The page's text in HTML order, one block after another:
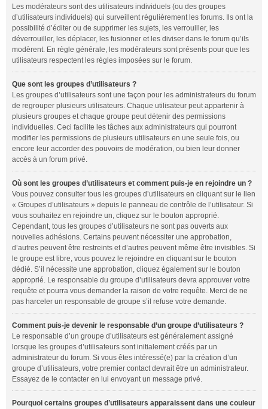
Les modérateurs sont des utilisateurs individuels (ou des groupes
d’utilisateurs individuels) qui surveillent régulièrement les forums. Ils ont la
possibilité d’éditer ou de supprimer les sujets, les verrouiller, les
déverrouiller, les déplacer, les fusionner et les diviser dans le forum qu’ils
modèrent. En règle générale, les modérateurs sont présents pour que les
utilisateurs respectent les règles imposées sur le forum.
Que sont les groupes d’utilisateurs ?
Les groupes d’utilisateurs sont une façon pour les administrateurs du forum
de regrouper plusieurs utilisateurs. Chaque utilisateur peut appartenir à
plusieurs groupes et chaque groupe peut détenir des permissions
individuelles. Ceci facilite les tâches aux administrateurs qui pourront
modifier les permissions de plusieurs utilisateurs en une seule fois, ou
encore leur accorder des pouvoirs de modération, ou bien leur donner
accès à un forum privé.
Où sont les groupes d’utilisateurs et comment puis-je en rejoindre un ?
Vous pouvez consulter tous les groupes d’utilisateurs en cliquant sur le lien
« Groupes d’utilisateurs » depuis le panneau de contrôle de l’utilisateur. Si
vous souhaitez en rejoindre un, cliquez sur le bouton approprié.
Cependant, tous les groupes d’utilisateurs ne sont pas ouverts aux
nouvelles adhésions. Certains peuvent nécessiter une approbation,
d’autres peuvent être restreints et d’autres peuvent même être invisibles. Si
le groupe est libre, vous pouvez le rejoindre en cliquant sur le bouton
dédié. S’il nécessite une approbation, cliquez également sur le bouton
approprié. Le responsable du groupe d’utilisateurs devra approuver votre
requête et pourra vous demander la raison de votre requête. Merci de ne
pas harceler un responsable de groupe s’il refuse votre demande.
Comment puis-je devenir le responsable d’un groupe d’utilisateurs ?
Le responsable d’un groupe d’utilisateurs est généralement assigné
lorsque les groupes d’utilisateurs sont initialement créés par un
administrateur du forum. Si vous êtes intéressé(e) par la création d’un
groupe d’utilisateurs, votre premier contact devrait être un administrateur.
Essayez de le contacter en lui envoyant un message privé.
Pourquoi certains groupes d’utilisateurs apparaissent dans une couleur